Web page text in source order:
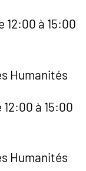
12:00 à 15:00
Humanités
à 15:00
Humanités